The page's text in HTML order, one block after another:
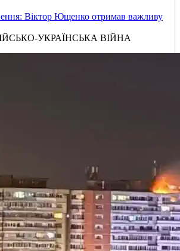
Віктор Ющенко отримав важливу
УКРАЇНСЬКА ВІЙНА